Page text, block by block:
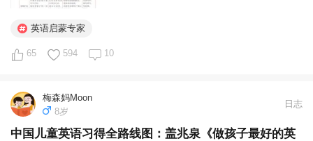
英语启蒙专家
65 594 10
梅森妈Moon
8岁
日志
中国儿童英语习得全路线图：盖兆泉《做孩子最好的英